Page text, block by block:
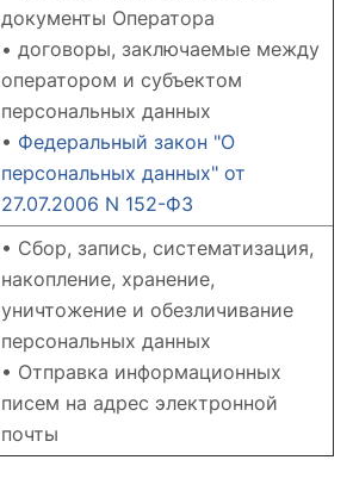
документы Оператора
• договоры, заключаемые между
оператором и субъектом
персональных данных
• Федеральный закон "О
персональных данных" от
27.07.2006 N 152-ФЗ
• Сбор, запись, систематизация,
накопление, хранение,
уничтожение и обезличивание
персональных данных
• Отправка информационных
писем на адрес электронной
почты